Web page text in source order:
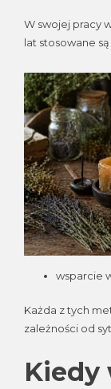
W swojej pracy
lat stosowane
wsparcie
Każda z tych
zależności od
Kiedy